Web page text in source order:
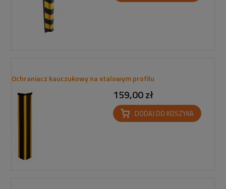
Ochraniacz kauczukowy na stalowym profilu
159,00 zł
DODAJ DO KOSZYKA